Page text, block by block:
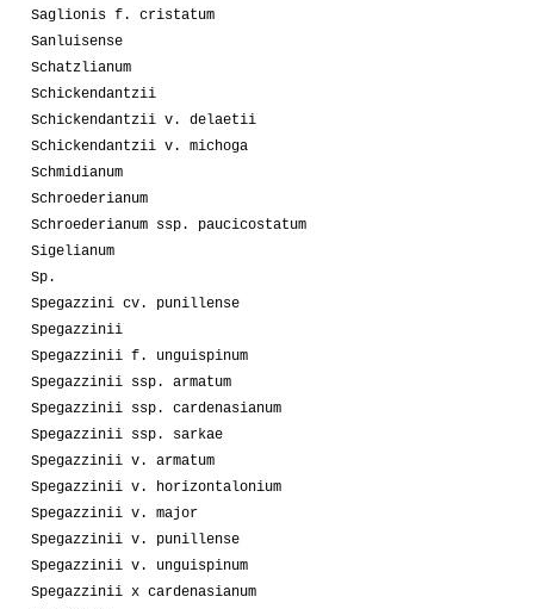
Saglionis f. cristatum
Sanluisense
Schatzlianum
Schickendantzii
Schickendantzii v. delaetii
Schickendantzii v. michoga
Schmidianum
Schroederianum
Schroederianum ssp. paucicostatum
Sigelianum
Sp.
Spegazzini cv. punillense
Spegazzinii
Spegazzinii f. unguispinum
Spegazzinii ssp. armatum
Spegazzinii ssp. cardenasianum
Spegazzinii ssp. sarkae
Spegazzinii v. armatum
Spegazzinii v. horizontalonium
Spegazzinii v. major
Spegazzinii v. punillense
Spegazzinii v. unguispinum
Spegazzinii x cardenasianum